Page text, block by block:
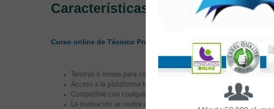
Características
Curso online de Técnico Profesional en Carpintería de Aluminio
Tendrás 6 meses para completar el curso.
Acceso a la plataforma las 24 horas del día, los 7 días de la semana.
Compatible con cualquier sistema operativo y dispositivo móvil.
La evaluación se realiza a través de exámenes tipo test.